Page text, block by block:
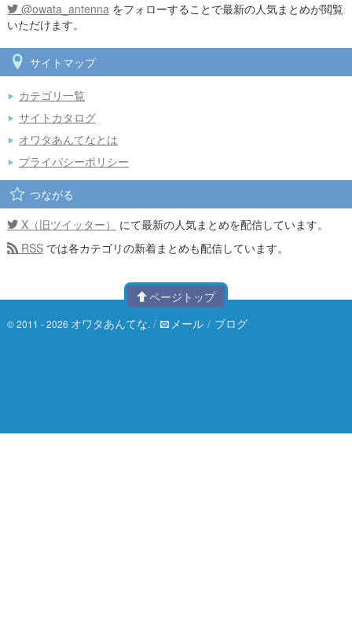
@owata_antenna をフォローすることで最新の人気まとめが閲覧
いただけます。
サイトマップ
カテゴリ一覧
サイトカタログ
オワタあんてなとは
プライバシーポリシー
つながる
X（旧ツイッター）
にて最新の人気まとめを配信しています。
RSS では各カテゴリの新着まとめも配信しています。
ページトップ
© 2011 - 2026 オワタあんてな. / メール / ブログ